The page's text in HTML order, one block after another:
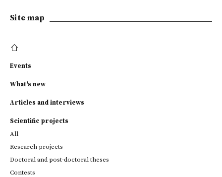
Site map
Events
What's new
Articles and interviews
Scientific projects
All
Research projects
Doctoral and post-doctoral theses
Contests